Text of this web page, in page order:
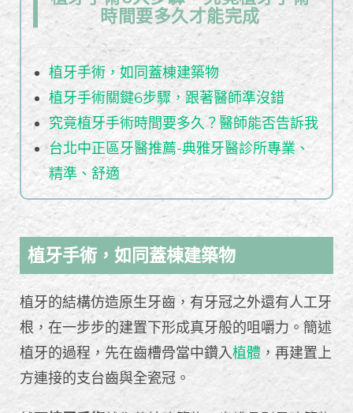
時間要多久才能完成
植牙手術，如同蓋棟建築物
植牙手術關鍵6步驟，跟著醫師準沒錯
究竟植牙手術時間要多久？醫師能否告訴我
台北中正區牙醫推薦-典雅牙醫診所專業、
精準、舒適
植牙手術，如同蓋棟建築物
植牙的結構仿造原生牙齒，有牙冠之外還有人工牙
根，在一步步的建置下形成真牙般的咀嚼力。簡述
植牙的過程，先在齒槽骨當中鑽入植體 ，再建置上
方連接的支台齒與全瓷冠。